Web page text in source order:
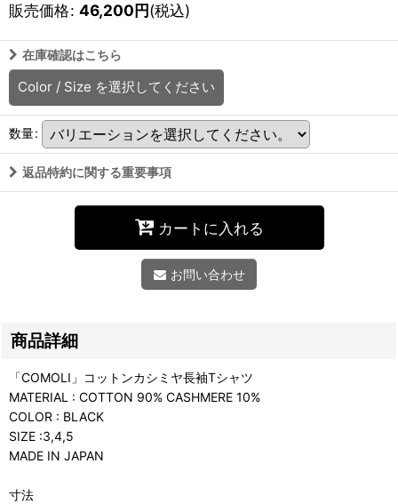
販売価格: 46,200円(税込)
在庫確認はこちら
Color / Size を選択してください
数量:
返品特約に関する重要事項
カートに入れる
お問い合わせ
商品詳細
「COMOLI」コットンカシミヤ長袖Tシャツ
MATERIAL : COTTON 90% CASHMERE 10%
COLOR : BLACK
SIZE :3,4,5
MADE IN JAPAN
寸法